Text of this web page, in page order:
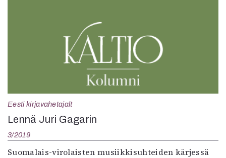
Eesti kirjavahetajalt
Lennä Juri Gagarin
3/2019
Suomalais-virolaisten musiikkisuhteiden kärjessä